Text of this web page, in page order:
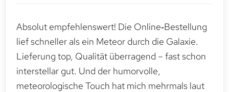
Absolut empfehlenswert! Die Online‑Bestellung
lief schneller als ein Meteor durch die Galaxie.
Lieferung top, Qualität überragend – fast schon
interstellar gut. Und der humorvolle,
meteorologische Touch hat mich mehrmals laut